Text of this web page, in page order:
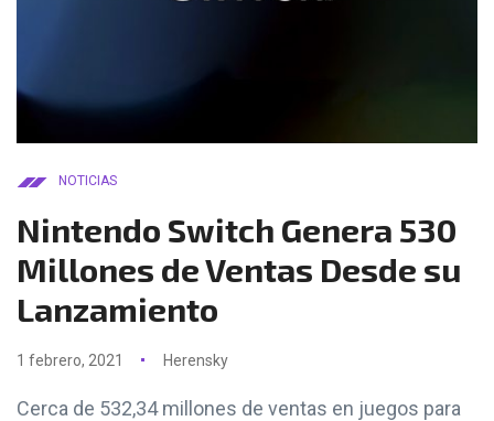
NOTICIAS
Nintendo Switch Genera 530
Millones de Ventas Desde su
Lanzamiento
1 febrero, 2021 Herensky
Cerca de 532,34 millones de ventas en juegos para